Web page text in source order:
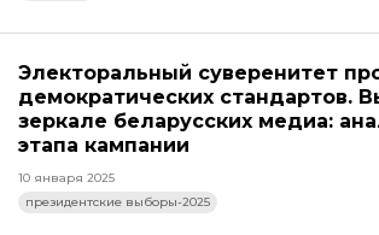
Электоральный суверенитет
демократических стандартов.
зеркале беларусских медиа:
этапа кампании
10 января 2025
президентские выборы-2025